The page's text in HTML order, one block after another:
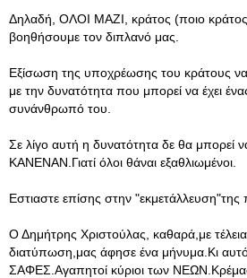
Δηλαδή, ΟΛΟΙ ΜΑΖΙ, κράτος (ποιο
βοηθήσουμε τον διπλανό μας.
Εξίσωση της υποχρέωσης του κράτους να
με την δυνατότητα που μπορεί να έχει
συνάνθρωπό του.
Σε λίγο αυτή η δυνατότητα δε θα μπορεί
ΚΑΝΕΝΑΝ.Γιατί όλοι θάναι εξαθλιωμένοι.
Εστιαστε επίσης στην "εκμετάλλευση"της
Ο Δημήτρης Χριστούλας, καθαρά,με τέλεια
διατύπωση,μας άφησε ένα μήνυμα.Κι αυτό
ΣΑΦΕΣ.Αγαπητοί κύριοι των